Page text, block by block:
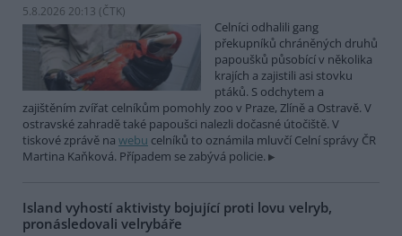
5.8.2026 20:13 (ČTK)
Celníci odhalili gang
překupníků chráněných druhů
papoušků působící v několika
krajích a zajistili asi stovku
ptáků. S odchytem a
zajištěním zvířat celníkům pomohly zoo v Praze, Zlíně a Ostravě. V
ostravské zahradě také papoušci nalezli dočasné útočiště. V
tiskové zprávě na webu celníků to oznámila mluvčí Celní správy ČR
Martina Kaňková. Případem se zabývá policie.
Island vyhostí aktivisty bojující proti lovu velryb,
pronásledovali velrybáře